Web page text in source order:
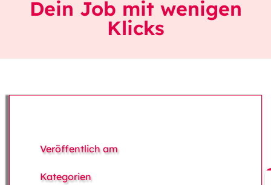
Dein Job mit wenigen
Klicks
Veröffentlich am
Kategorien